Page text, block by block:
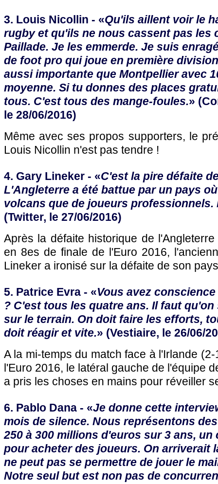
3. Louis Nicollin - «Qu'ils aillent voir le
rugby et qu'ils ne nous cassent pas les
Paillade. Je les emmerde. Je suis
de foot pro qui joue en première
aussi importante que Montpellier avec
moyenne. Si tu donnes des places
tous. C'est tous des mange-foules.»
le 28/06/2016)
Même avec ses propos supporters, le
Louis Nicollin n'est pas tendre !
4. Gary Lineker - «C'est la pire défaite
L'Angleterre a été battue par un pays
volcans que de joueurs professionnels.
(Twitter, le 27/06/2016)
Après la défaite historique de
en 8es de finale de l'Euro 2016,
Lineker a ironisé sur la défaite de son
5. Patrice Evra - «Vous avez
? C'est tous les quatre ans. Il faut
sur le terrain. On doit faire les efforts,
doit réagir et vite.» (Vestiaire, le 26/06/
A la mi-temps du match face à l'Irlande
l'Euro 2016, le latéral gauche de l'équipe
a pris les choses en mains pour réveiller
6. Pablo Dana - «Je donne cette
mois de silence. Nous représentons
250 à 300 millions d'euros sur 3 ans,
pour acheter des joueurs. On arriverait
ne peut pas se permettre de jouer le
Notre seul but est non pas de